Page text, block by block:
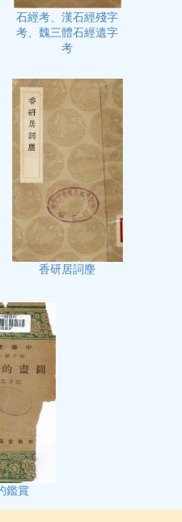
石經考、漢石經殘字
考、魏三體石經遺字
考
香研居詞麈
鑑賞